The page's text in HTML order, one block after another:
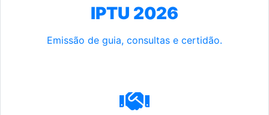
IPTU 2026
Emissão de guia, consultas e certidão.